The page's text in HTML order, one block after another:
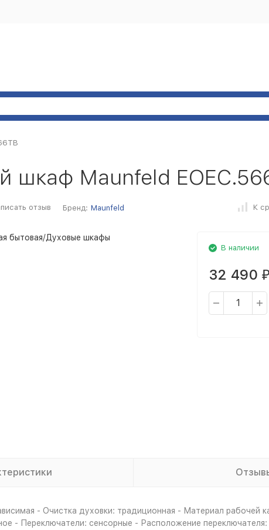
шкаф Maunfeld
отзыв Бренд: Maunfeld К
бытовая/Духовые шкафы
В наличии
32 490 ₽
- Очистка духовки: традиционная - Материал рабочей
- Переключатели: сенсорные - Расположение